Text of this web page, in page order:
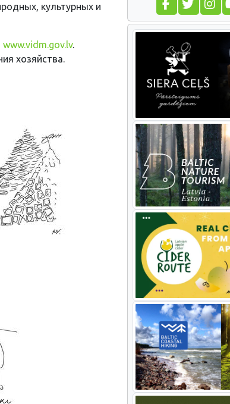
культурных и
www.vidm.gov.lv.
хозяйства.